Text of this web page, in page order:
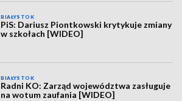
BIAŁYSTOK
PiS: Dariusz Piontkowski krytykuje zmiany
w szkołach [WIDEO]
BIAŁYSTOK
Radni KO: Zarząd województwa zasługuje
na wotum zaufania [WIDEO]